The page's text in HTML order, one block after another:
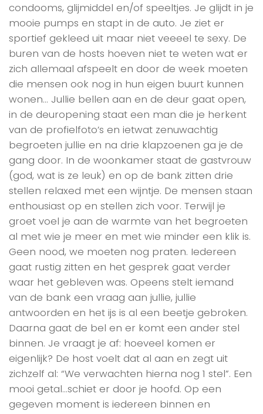
condooms, glijmiddel en/of speeltjes. Je glijdt in je
mooie pumps en stapt in de auto. Je ziet er
sportief gekleed uit maar niet veeeel te sexy. De
buren van de hosts hoeven niet te weten wat er
zich allemaal afspeelt en door de week moeten
die mensen ook nog in hun eigen buurt kunnen
wonen… Jullie bellen aan en de deur gaat open,
in de deuropening staat een man die je herkent
van de profielfoto’s en ietwat zenuwachtig
begroeten jullie en na drie klapzoenen ga je de
gang door. In de woonkamer staat de gastvrouw
(god, wat is ze leuk) en op de bank zitten drie
stellen relaxed met een wijntje. De mensen staan
enthousiast op en stellen zich voor. Terwijl je
groet voel je aan de warmte van het begroeten
al met wie je meer en met wie minder een klik is.
Geen nood, we moeten nog praten. Iedereen
gaat rustig zitten en het gesprek gaat verder
waar het gebleven was. Opeens stelt iemand
van de bank een vraag aan jullie, jullie
antwoorden en het ijs is al een beetje gebroken.
Daarna gaat de bel en er komt een ander stel
binnen. Je vraagt je af: hoeveel komen er
eigenlijk? De host voelt dat al aan en zegt uit
zichzelf al: “We verwachten hierna nog 1 stel”. Een
mooi getal…schiet er door je hoofd. Op een
gegeven moment is iedereen binnen en